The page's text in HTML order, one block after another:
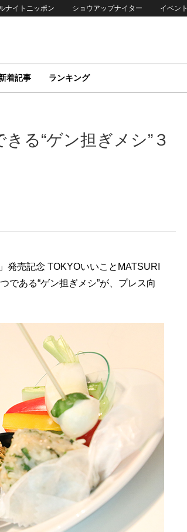
ナイトニッポン ショウアップナイター イベント
着記事 ランキング
る“ゲン担ぎメシ”３
発売記念 TOKYOいいことMATSURI
である“ゲン担ぎメシ”が、プレス向